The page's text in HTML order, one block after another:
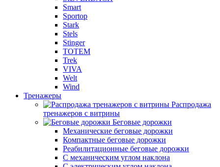
Smart
Sportop
Stark
Stels
Stinger
TOTEM
Trek
VIVA
Welt
Wind
Тренажеры
Распродажа
тренажеров с витрины
Беговые дорожки
Механические беговые дорожки
Компактные беговые дорожки
Реабилитационные беговые дорожки
С механическим углом наклона